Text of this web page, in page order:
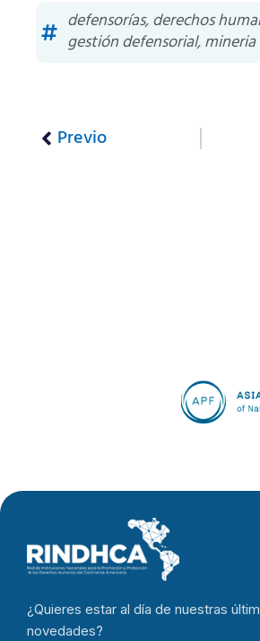
defensorías,derechos
gestión defensorial,mineria
Previo
¿Quieres estar al día de nuestras
novedades?